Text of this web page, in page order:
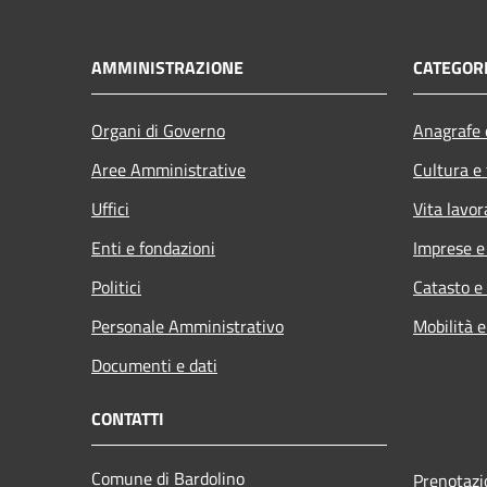
AMMINISTRAZIONE
Organi di Governo
Aree Amministrative
Uffici
Enti e fondazioni
Politici
Personale Amministrativo
Documenti e dati
Cultura
Vita
Imprese
Catasto
Mobilità
CONTATTI
Comune di Bardolino